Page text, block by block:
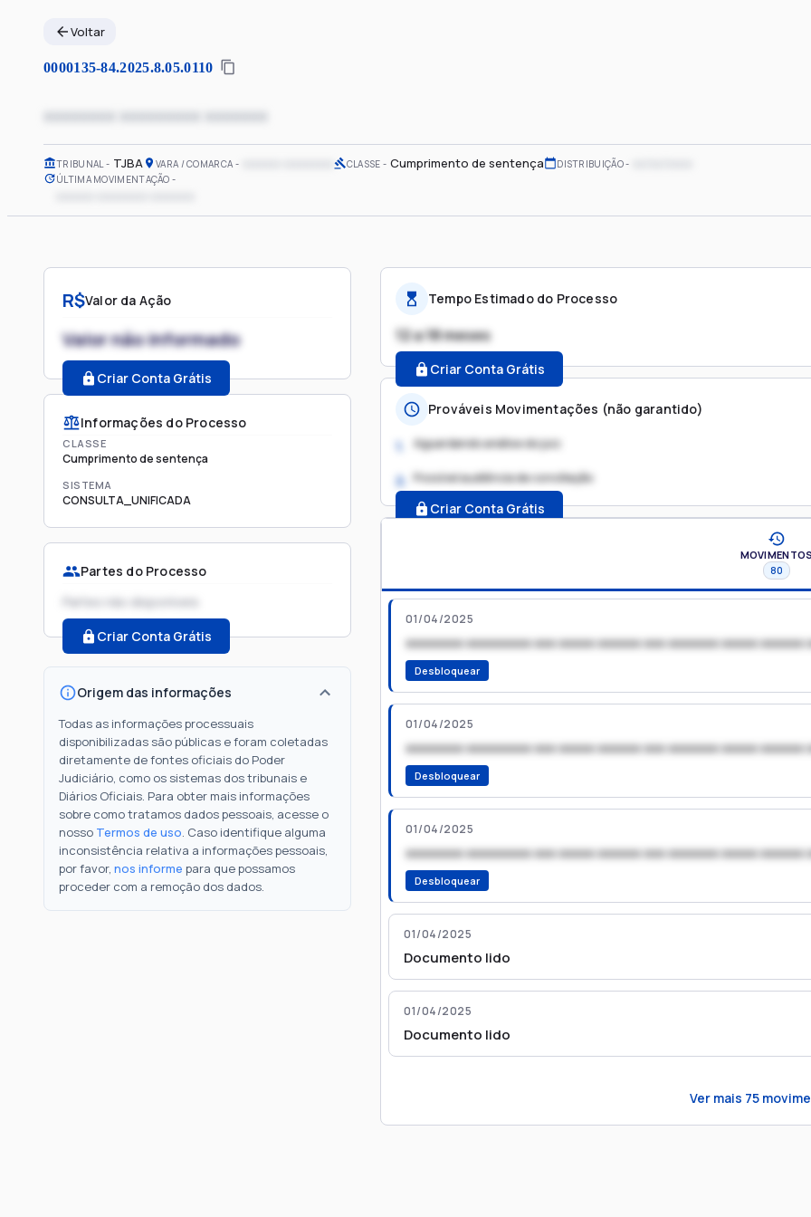
Voltar
0000135-84.2025.8.05.0110
xxxxxxxx xxxxxxxxx xxxxxxx
TRIBUNAL TJBA VARA / COMARCA CLASSE Cumprimento de sentença DISTRIBUIÇÃO
ÚLTIMA MOVIMENTAÇÃO
R$Valor da Ação
Valor não informado
Criar Conta Grátis
Informações do Processo
CLASSE
Cumprimento de sentença
SISTEMA
CONSULTA_UNIFICADA
Partes do Processo
Partes não disponíveis
Criar Conta Grátis
Origem das informações
Todas as informações processuais
disponibilizadas são públicas e foram coletadas
diretamente de fontes oficiais do Poder
Judiciário, como os sistemas dos tribunais e
Diários Oficiais. Para obter mais informações
sobre como tratamos dados pessoais, acesse o
nosso Termos de uso. Caso identifique alguma
inconsistência relativa a informações pessoais,
por favor, nos informe para que possamos
proceder com a remoção dos dados.
Tempo Estimado do Processo
12 a 18 meses
Criar Conta Grátis
Prováveis Movimentações (não garantido)
1. Aguardando análise do juiz
2. Possível audiência de conciliação
Criar Conta Grátis
MOVIMENTOS
80
01/04/2025
xxxxxxxx xxxxxxxxx xxx xxxxx xxxxxx xxx xxxxxxx xxxxx xxxxxx
Desbloquear
01/04/2025
xxxxxxxx xxxxxxxxx xxx xxxxx xxxxxx xxx xxxxxxx xxxxx xxxxxx
Desbloquear
01/04/2025
xxxxxxxx xxxxxxxxx xxx xxxxx xxxxxx xxx xxxxxxx xxxxx xxxxxx
Desbloquear
01/04/2025
Documento lido
01/04/2025
Documento lido
Ver mais 75